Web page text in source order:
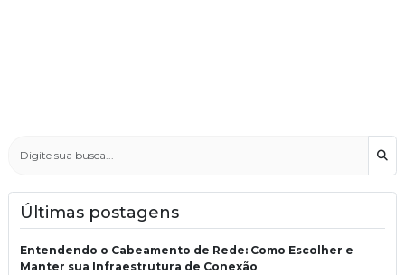
Últimas postagens
Entendendo o Cabeamento de Rede: Como Escolher e
Manter sua Infraestrutura de Conexão